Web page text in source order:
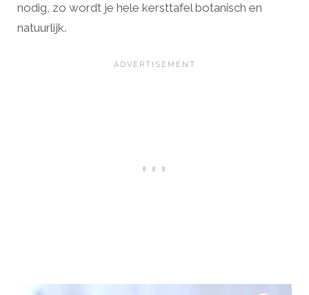
nodig, zo wordt je hele kersttafel botanisch en
natuurlijk.